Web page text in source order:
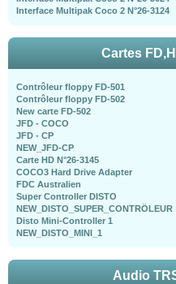
Interface Multipak Coco 2 N°26-3124
Cartes
Contrôleur floppy FD-501
Contrôleur floppy FD-502
New carte FD-502
JFD - COCO
JFD - CP
NEW_JFD-CP
Carte HD N°26-3145
COCO3 Hard Drive Adapter
FDC Australien
Super Controller DISTO
NEW_DISTO_SUPER_CONTRÖLEUR
Disto Mini-Controller 1
NEW_DISTO_MINI_1
Audio